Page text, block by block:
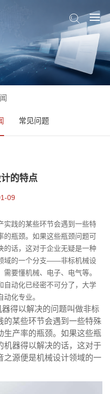
常见问题
的特点
09
实践的某些环节会遇到一些特
的瓶颈。如果这些瓶颈问题可
的话，这对于企业无疑是一种
域的一个分支——非标机械设
要懂机械、电子、电气等。
自动化已经密不可分了，大学
化专业。
得以解决的问题叫做非标
的某些环节会遇到一些特殊
生产率的瓶颈。如果这些瓶
机器得以解决的话，这对于
之源便是机械设计领域的一